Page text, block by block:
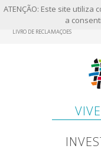
ATENÇÃO: Este site
a
LIVRO DE RECLAMAÇÕES